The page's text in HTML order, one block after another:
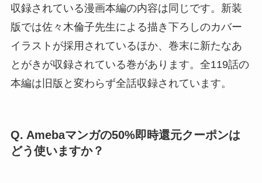
収録されている漫画本編の内容は同じです。新装
版では佐々木倫子先生による描き下ろしのカバー
イラストが採用されているほか、巻末に新たなあ
とがきが収録されている巻があります。全119話の
本編は旧版と変わらず全話収録されています。
Q. Amebaマンガの50%即時還元クーポンは
どう使いますか？